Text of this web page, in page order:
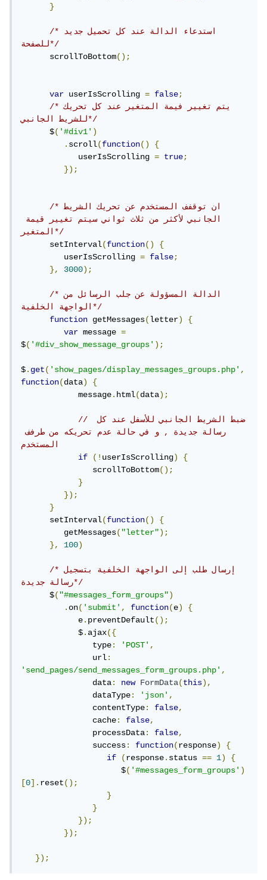
}
/*استدعاء الدالة عند كل تحميل جديد
للصفحة*/
      scrollToBottom
();
var userIsScrolling = false;
/*يتم تغيير فيمة المتغير عند كل تحريك
للشريط الجانبي*/
      $
('#div1')
.scroll(function()
{
            userIsScrolling
= true;
});
/*ان توقفف المستخدم عن تحريك الشريط
الجانبي لأكثر من ثلاث ثواني سيتم تغيير قيمة
المتغير*/
      setInterval
(function()
{
         userIsScrolling
= false;
},
3000);
/*الدالة المسؤولة عن جلب الرسائل من
الواجهة الخلفية*/
function getMessages(letter)
{
var message =
$('#div_show_message_groups');
$.get('show_pages/display_messages_groups.php',
function(data)
{
            message
.html(data);
// ضبط الشريط الجانبي للأسفل عند كل
رسالة جديدة , و في حالة عدم تحريكه من طرفف
المستخدم
if
(!userIsScrolling)
{
               scrollToBottom
();
}
});
}
      setInterval
(function()
{
         getMessages
("letter");
},
100)
/*إرسال طلب إلى الواجهة الخلفية بتسجيل
رسالة جديدة*/
      $
("#messages_form_groups")
.on('submit', function(e)
{
            e
.preventDefault();
            $
.ajax({
               type
: 'POST',
               url
:
'send_pages/send_messages_form_groups.php',
               data
: new FormData(this),
               dataType
: 'json',
               contentType
: false,
               cache
: false,
               processData
: false,
               success
: function(response)
{
if
(response.status == 1)
{
                     $
('#messages_form_groups')
[0].reset();
}
}
});
});
});